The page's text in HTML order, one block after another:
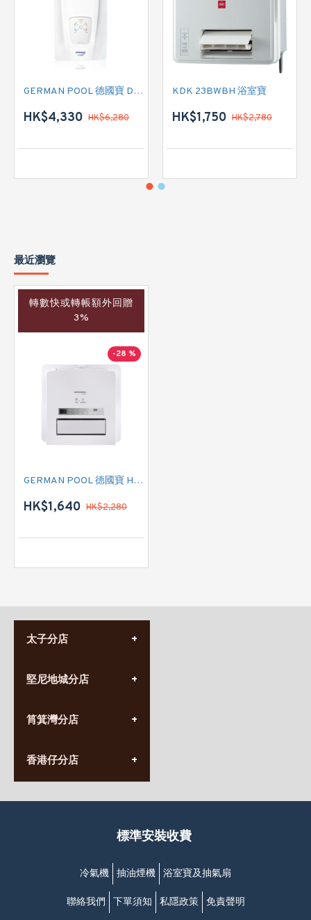
GERMAN POOL 德國寶 DCN 即熱式電熱水爐
HK$4,330 HK$6,280
KDK 23BWBH 浴室寶
HK$1,750 HK$2,780
最近瀏覽
轉數快或轉帳額外回贈
3%
-28 %
GERMAN POOL 德國寶 HTB-248U 多功能浴室乾衣暖風機
HK$1,640 HK$2,280
太子分店
營業時間:
九龍太子太子道西141號
堅尼地城分店
營業時間:
香港堅尼地城卑路乍街
(堅尼地城地鐵站B出口)
筲箕灣分店
營業時間:
(10:00am-20:30pm)
香港仔分店
營業時間:
香港香港仔成都道20-28號
(黃竹坑地鐵站轉4M專線小巴)
標準安裝收費
冷氣機 抽油煙機 浴室寶及抽氣扇
聯絡我們 下單須知 私隱政策 免責聲明